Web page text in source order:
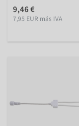
9,46 €
7,95 EUR más IVA